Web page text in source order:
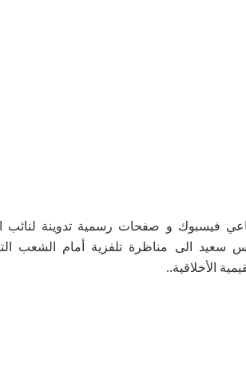
فيسبوك و صفحات رسمية تدوينة لنائب
سعيد الى مناظرة تلفزية أمام الشعب
الأخلاقية..